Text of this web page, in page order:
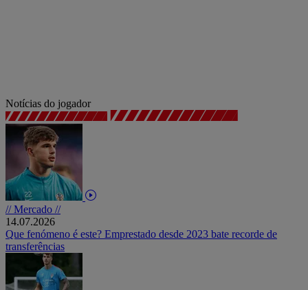
Notícias do jogador
// Mercado //
14.07.2026
Que fenómeno é este? Emprestado desde 2023 bate recorde de
transferências